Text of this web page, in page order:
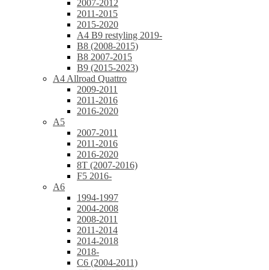
2007-2012
2011-2015
2015-2020
A4 B9 restyling 2019-
B8 (2008-2015)
B8 2007-2015
B9 (2015-2023)
A4 Allroad Quattro
2009-2011
2011-2016
2016-2020
A5
2007-2011
2011-2016
2016-2020
8T (2007-2016)
F5 2016-
A6
1994-1997
2004-2008
2008-2011
2011-2014
2014-2018
2018-
C6 (2004-2011)